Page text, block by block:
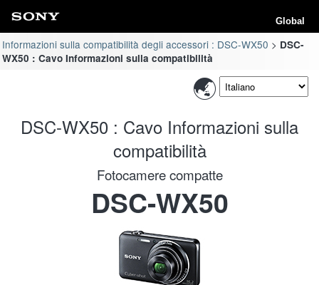
Global
Informazioni sulla compatibilità degli accessori : DSC-WX50
DSC-
WX50 : Cavo Informazioni sulla compatibilità
DSC-WX50 : Cavo Informazioni sulla
compatibilità
Fotocamere compatte
DSC-WX50